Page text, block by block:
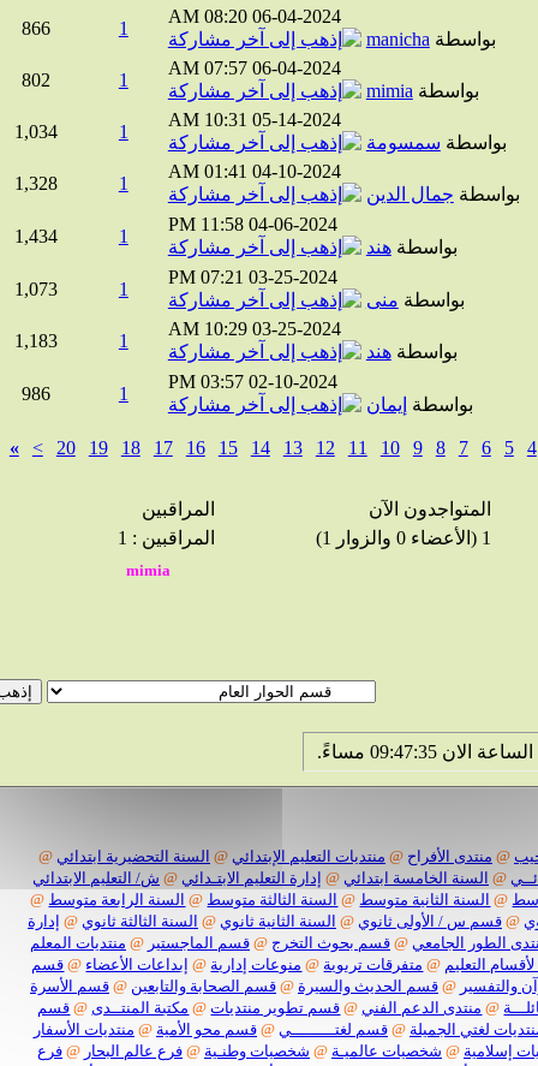
06-04-2024
08:20 AM
بواسطةmanicha
866
06-04-2024
07:57 AM
بواسطةmimia
802
05-14-2024
10:31 AM
بواسطةسمسومة
1,034
04-10-2024
01:41 AM
جمال الدين
1,328
04-06-2024
11:58 PM
بواسطةهند
1,434
03-25-2024
07:21 PM
بواسطةمنى
1,073
03-25-2024
10:29 AM
بواسطةهند
1,183
02-10-2024
03:57 PM
بواسطةإيمان
986
5
6
7
8
9
10
11
12
13
14
15
16
17
18
19
20
>
»
المتواجدون الآن
المراقبين
المراقبين : 1
@منتدى الأفراح @منتديات التعليم الإبتدائي @ السنة التحضيرية ابتدائي @
@السنة الخامسة ابتدائي @ إدارة التعليم الابتـدائي @ ش/ التعليم الابتدائي
@السنة الثانية متوسط @السنة الثالثة متوسط @السنة الرابعة متوسط @
قسم س / الأولى ثانوي @السنة الثانية ثانوي @السنة الثالثة ثانوي @إدارة
الطور الجامعي @قسم بحوث التخرج @قسم الماجستير @ منتديات المعلم
التعليم @متفرقات تربوية @منوعات إدارية @إبداعات الأعضاء @قسم
@ قسم الحديث والسيرة @قسم الصحابة والتابعين @قسم الأسرة
@منتدى الدعم الفني @قسم تطوير منتديات @مكتبة المنتــدى @قسم
لغتي الجميلة @قسم لغتـــــــــي @قسم محو الأمية @منتديات الأسفار
@شخصيات عالميـة @شخصيات وطنـية @فرع عالم البحار @ فرع